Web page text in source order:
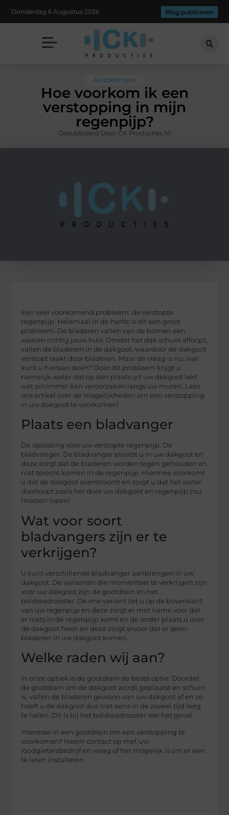
Donderdag 6 Augustus 2026 Blog publiceren
Aanbiedingen
Hoe voorkom ik een
verstopping in mijn
regenpijp?
Gepubliceerd Door CK Producties.nl
Een veel voorkomend probleem: de verstopte
regenpijp. Helemaal in de herfst is dit een groot
probleem. De bladeren vallen van de bomen een
waaien richtig jouw huis. Omdat het dak schuin afloopt,
vallen de bladeren in de dakgoot, waardoor de dakgoot
verstopt raakt door bladeren. Maar de vraag is nu: wat
kunt u hieraan doen? Door dit probleem krijgt u
namelijk water dat op één plaats uit uw dakgoot lekt
wat schimmel kan veroorzaken langs uw muren. Lees
ons artikel over de mogelijkheden om een verstopping
in uw dakgoot te voorkomen!
Plaats een bladvanger
De oplossing voor uw verstopte regenpijp: De
bladvanger. De bladvanger plaatst u in uw dakgoot en
deze zorgt dat de bladeren worden tegen gehouden en
niet terecht komen in de regenpijp. Hiermee voorkomt
u dat de dakgoot overstroomt en zorgt u dat het water
doorloopt zoals het door uw dakgoot en regenpijp zou
moeten lopen!
Wat voor soort
bladvangers zijn er te
verkrijgen?
U kunt verschillende bladvanger aanbrengen in uw
dakgoot. De varianten die momenteel te verkrijgen zijn
voor uw dakgoot zijn de gootdrain en het
boldraadrooster. De ene variant zet u op de bovenkant
van uw regenpijp en deze zorgt er met name voor dat
er niets in de regenpijp komt en de ander plaats u over
de dakgoot heen en deze zorgt ervoor dat er geen
bladeren in uw dakgoot komen.
Welke raden wij aan?
In onze optiek is de gootdrain de beste optie. Doordat
de gootdrain om de dakgoot wordt geplaatst en schuin
is, vallen de bladeren gewoon van uw dakgoot af en zo
hoeft u de dakgoot dus niet eens in de zoveel tijd leeg
te halen. Dit is bij het boldraadrooster wel het geval.
Interesse in een gootdrain om een verstopping te
voorkomen? Neem contact op met uw
loodgietersbedrijf en vraag of het mogelijk is om er één
te laten installeren.